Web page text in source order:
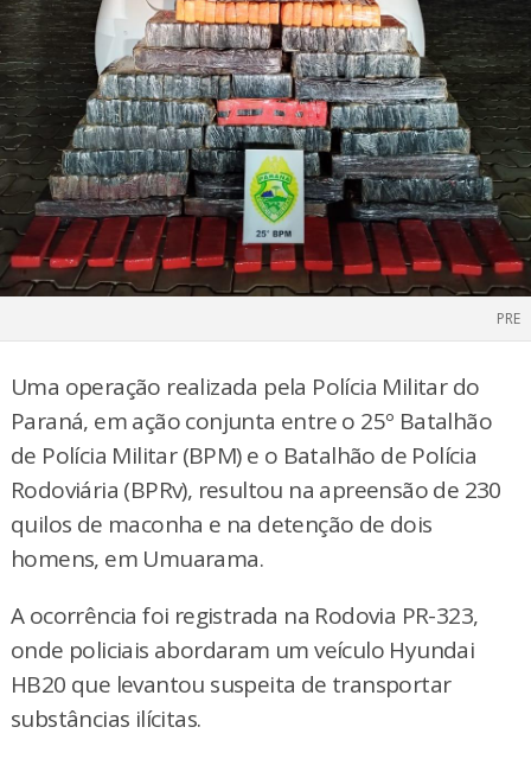
PRE
Uma operação realizada pela Polícia Militar do
Paraná, em ação conjunta entre o 25º Batalhão
de Polícia Militar (BPM) e o Batalhão de Polícia
Rodoviária (BPRv), resultou na apreensão de 230
quilos de maconha e na detenção de dois
homens, em Umuarama.
A ocorrência foi registrada na Rodovia PR-323,
onde policiais abordaram um veículo Hyundai
HB20 que levantou suspeita de transportar
substâncias ilícitas.